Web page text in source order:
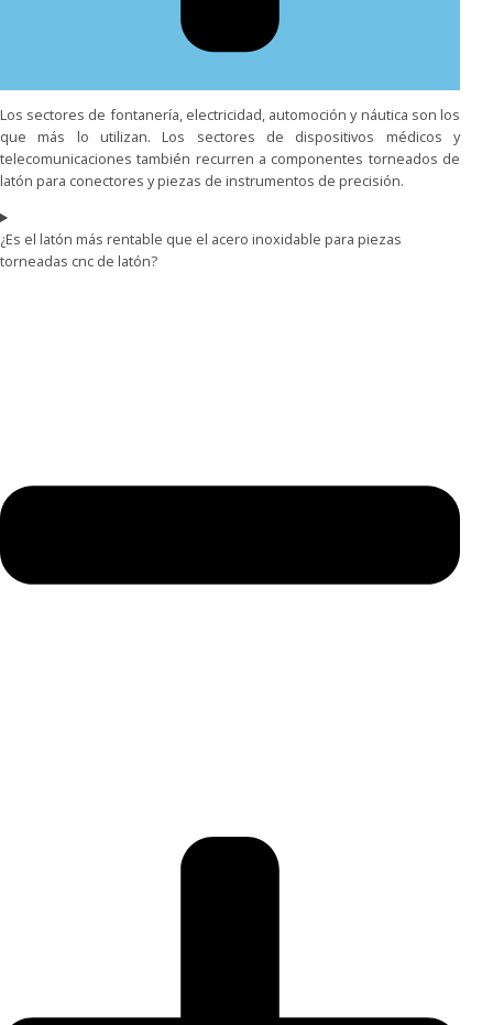
Los sectores de fontanería, electricidad, automoción y náutica son los
que más lo utilizan. Los sectores de dispositivos médicos y
telecomunicaciones también recurren a componentes torneados de
latón para conectores y piezas de instrumentos de precisión.
¿Es el latón más rentable que el acero inoxidable para piezas
torneadas cnc de latón?